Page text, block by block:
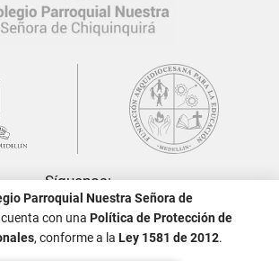
Síguenos:
Parroquial Nuestra Señora de
cuenta con una Política de Protección de
, conforme a la Ley 1581 de 2012.